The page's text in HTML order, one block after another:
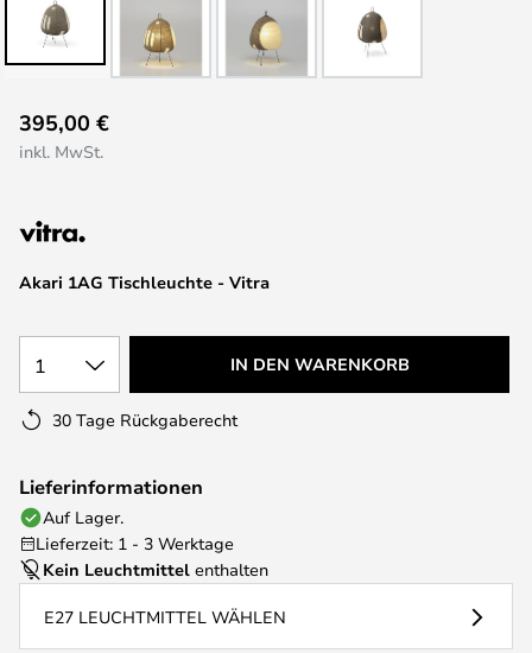
Anfang
der
springen
Akari 1AG Tischleuchte - Vitra
395,00 €
inkl. MwSt.
1 IN DEN WARENKORB
30 Tage Rückgaberecht
Lieferinformationen
Auf Lager.
Lieferzeit: 1 - 3 Werktage
Kein Leuchtmittel enthalten
E27 LEUCHTMITTEL WÄHLEN